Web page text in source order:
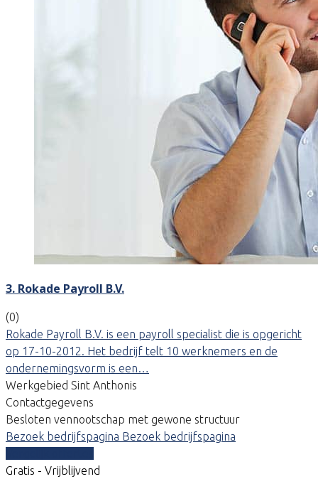
3. Rokade Payroll B.V.
(0)
Rokade Payroll B.V. is een payroll specialist die is opgericht
op 17-10-2012. Het bedrijf telt 10 werknemers en de
ondernemingsvorm is een…
Werkgebied Sint Anthonis
Contactgegevens
Besloten vennootschap met gewone structuur
Bezoek bedrijfspagina Bezoek bedrijfspagina
Gratis - Vrijblijvend